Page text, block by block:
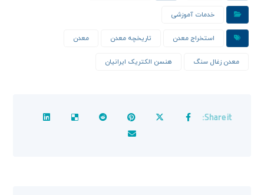
خدمات آموزشی
استخراج معدن تاریخچه معدن معدن
معدن زغال سنگ هنسن الکتریک ایرانیان